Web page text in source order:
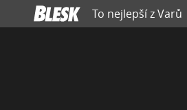
To nejlepší z Varů